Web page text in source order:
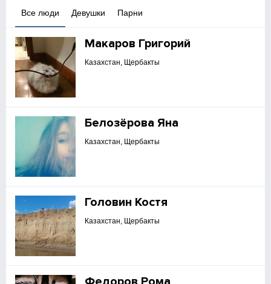
Парни
Девушки
Все люди
Макаров Григорий
Казахстан, Щербакты
Белозёрова Яна
Казахстан, Щербакты
Головин Костя
Казахстан, Щербакты